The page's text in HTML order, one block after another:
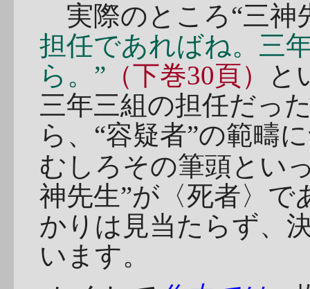
実際のところ“三神
担任であればね。三
ら。” （下巻30頁）
と
三年三組の担任だっ
ら、“容疑者”の範疇
むしろその筆頭とい
神先生”が〈死者〉
かりは見当たらず、
います。